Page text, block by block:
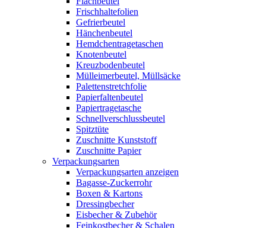
Frischhaltefolien
Gefrierbeutel
Hänchenbeutel
Hemdchentragetaschen
Knotenbeutel
Kreuzbodenbeutel
Mülleimerbeutel, Müllsäcke
Palettenstretchfolie
Papierfaltenbeutel
Papiertragetasche
Schnellverschlussbeutel
Spitztüte
Zuschnitte Kunststoff
Zuschnitte Papier
Verpackungsarten
Verpackungsarten anzeigen
Bagasse-Zuckerrohr
Boxen & Kartons
Dressingbecher
Eisbecher & Zubehör
Feinkostbecher & Schalen